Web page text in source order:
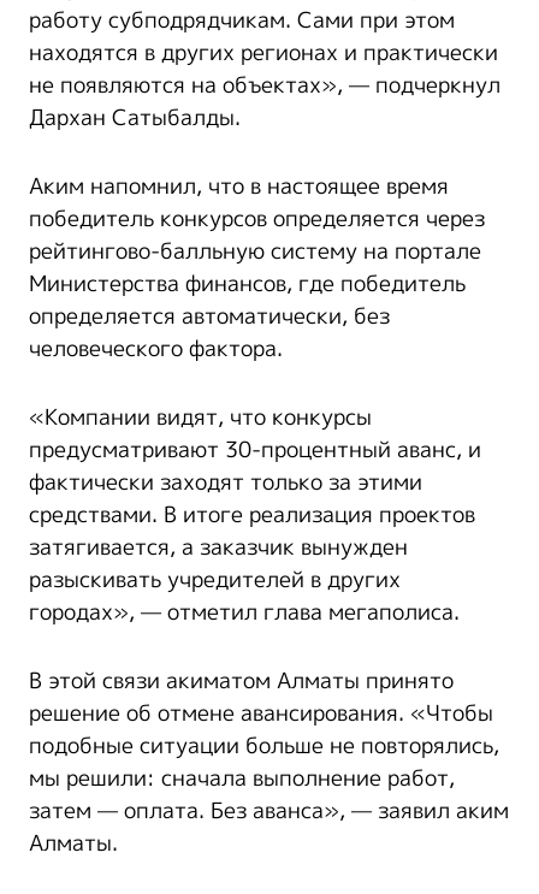
работу субподрядчикам. Сами при этом
находятся в других регионах и практически
не появляются на объектах», — подчеркнул
Дархан Сатыбалды.
Аким напомнил, что в настоящее время
победитель конкурсов определяется через
рейтингово-балльную систему на портале
Министерства финансов, где победитель
определяется автоматически, без
человеческого фактора.
«Компании видят, что конкурсы
предусматривают 30-процентный аванс, и
фактически заходят только за этими
средствами. В итоге реализация проектов
затягивается, а заказчик вынужден
разыскивать учредителей в других
городах», — отметил глава мегаполиса.
В этой связи акиматом Алматы принято
решение об отмене авансирования. «Чтобы
подобные ситуации больше не повторялись,
мы решили: сначала выполнение работ,
затем — оплата. Без аванса», — заявил аким
Алматы.